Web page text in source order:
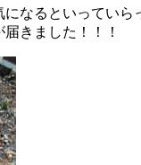
なるといっていら
きました！！！